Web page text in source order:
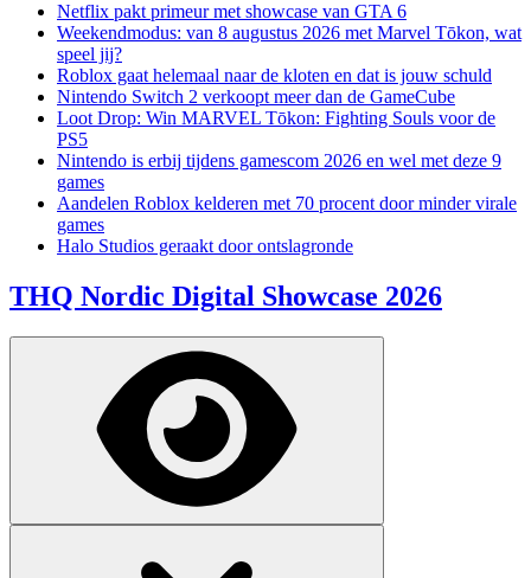
Netflix pakt primeur met showcase van GTA 6
Weekendmodus: van 8 augustus 2026 met Marvel Tōkon, wat
speel jij?
Roblox gaat helemaal naar de kloten en dat is jouw schuld
Nintendo Switch 2 verkoopt meer dan de GameCube
Loot Drop: Win MARVEL Tōkon: Fighting Souls voor de
PS5
Nintendo is erbij tijdens gamescom 2026 en wel met deze 9
games
Aandelen Roblox kelderen met 70 procent door minder virale
games
Halo Studios geraakt door ontslagronde
THQ Nordic Digital Showcase 2026